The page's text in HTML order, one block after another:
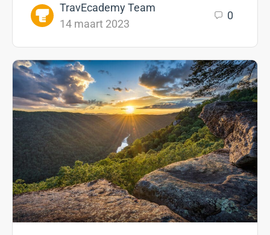
TravEcademy Team
14 maart 2023
0